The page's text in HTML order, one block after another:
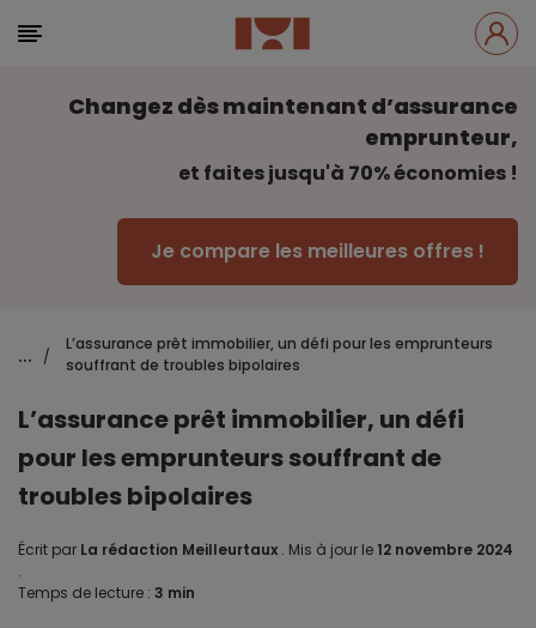
Changez dès maintenant d’assurance
emprunteur,
et faites jusqu'à 70% économies !
Je compare les meilleures offres !
... /
L’assurance prêt immobilier, un défi pour les emprunteurs
souffrant de troubles bipolaires
L’assurance prêt immobilier, un défi
pour les emprunteurs souffrant de
troubles bipolaires
Écrit par La rédaction Meilleurtaux . Mis à jour le 12 novembre 2024
.
Temps de lecture : 3 min